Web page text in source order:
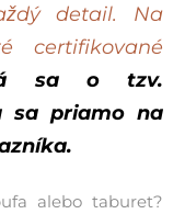
detail. Na
certifikované
sa o tzv.
sa priamo na
alebo taburet?